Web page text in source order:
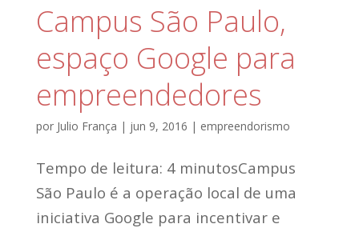
Campus São Paulo,
espaço Google para
empreendedores
por Julio França | jun 9, 2016 | empreendorismo
Tempo de leitura: 4 minutosCampus
São Paulo é a operação local de uma
iniciativa Google para incentivar e